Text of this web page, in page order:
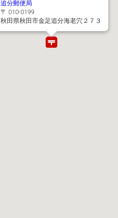
追分郵便局
〒 010-0199
秋田県秋田市金足追分海老穴２７３